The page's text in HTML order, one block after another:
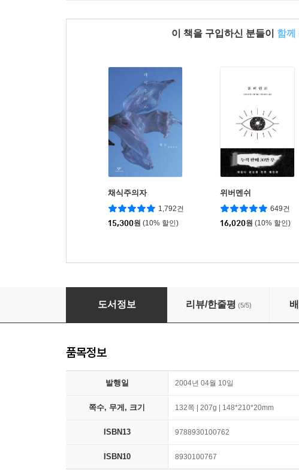
이 책을 구입하신 분들이 함께
채식주의자
1,792건
15,300원 (10% 할인)
위버멘쉬
649건
16,020원 (10% 할인)
그리고 사진처럼 덧없는 우리들의 얼굴, 내 가슴
도서정보 리뷰/한줄평 (5/5)
품목정보
발행일 2004년 04월 10일
쪽수, 무게, 크기 132쪽 | 207g | 148*210*20mm
ISBN13 9788930100762
ISBN10 8930100767